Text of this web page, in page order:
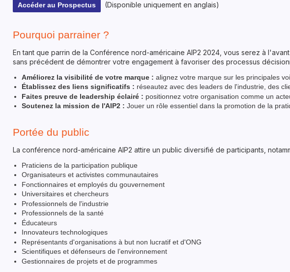
Accéder au Prospectus (Disponible uniquement en anglais)
Pourquoi parrainer ?
En tant que parrin de la Conférence nord-américaine AIP2 2024, vous serez à
sans précédent de démontrer votre engagement à favoriser des processus
Améliorez la visibilité de votre marque : alignez votre marque sur les principales
Établissez des liens significatifs : réseautez avec des leaders de l'industrie, des
Faites preuve de leadership éclairé : positionnez votre organisation comme un
Soutenez la mission de l'AIP2 : Jouer un rôle essentiel dans la promotion de la
Portée du public
La conférence nord-américaine AIP2 attire un public diversifié de participants,
Praticiens de la participation publique
Organisateurs et activistes communautaires
Fonctionnaires et employés du gouvernement
Universitaires et chercheurs
Professionnels de l'industrie
Professionnels de la santé
Éducateurs
Innovateurs technologiques
Représentants d'organisations à but non lucratif et d'ONG
Scientifiques et défenseurs de l’environnement
Gestionnaires de projets et de programmes